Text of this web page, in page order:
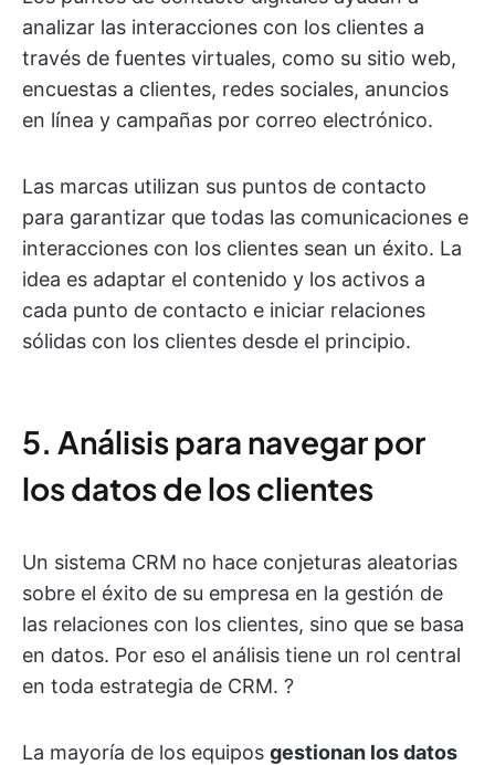
analizar las interacciones con los clientes a
través de fuentes virtuales, como su sitio web,
encuestas a clientes, redes sociales, anuncios
en línea y campañas por correo electrónico.
Las marcas utilizan sus puntos de contacto
para garantizar que todas las comunicaciones e
interacciones con los clientes sean un éxito. La
idea es adaptar el contenido y los activos a
cada punto de contacto e iniciar relaciones
sólidas con los clientes desde el principio.
5. Análisis para navegar por
los datos de los clientes
Un sistema CRM no hace conjeturas aleatorias
sobre el éxito de su empresa en la gestión de
las relaciones con los clientes, sino que se basa
en datos. Por eso el análisis tiene un rol central
en toda estrategia de CRM. ?
La mayoría de los equipos gestionan los datos